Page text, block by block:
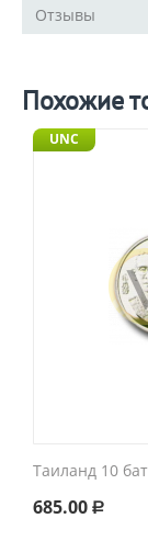
Отзывы
Похожие
UNC
Таиланд 10
685.00 Р